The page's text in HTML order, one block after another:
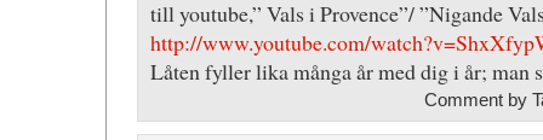
till youtube,” Vals i Provence”/ ”Nigande
http://www.youtube.com/
Låten fyller lika många år med dig i år; man
Comment by